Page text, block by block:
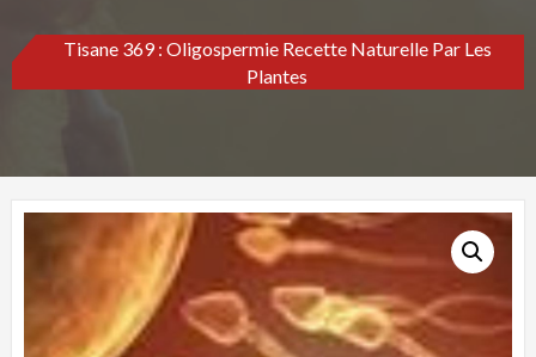
Tisane 369 : Oligospermie Recette Naturelle Par Les
Plantes